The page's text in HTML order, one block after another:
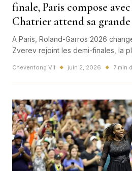
finale, Paris compose
Chatrier attend sa grande
A Paris, Roland-Garros 2026
Zverev rejoint les demi-finales, la
Cheventong Vil ◆ juin 2, 2026 ◆ 7 min